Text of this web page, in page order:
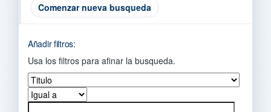
Comenzar nueva busqueda
Añadir filtros:
Usa los filtros para afinar la busqueda.